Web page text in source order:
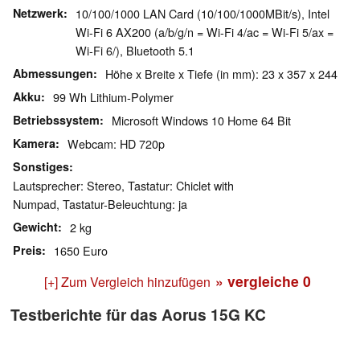
Netzwerk
10/100/1000 LAN Card (10/100/1000MBit/s), Intel
Wi-Fi 6 AX200 (a/b/g/n = Wi-Fi 4/ac = Wi-Fi 5/ax =
Wi-Fi 6/), Bluetooth 5.1
Abmessungen Höhe x Breite x Tiefe (in mm): 23 x 357 x 244
Akku 99 Wh Lithium-Polymer
Betriebssystem Microsoft Windows 10 Home 64 Bit
Kamera Webcam: HD 720p
Sonstiges
Lautsprecher: Stereo, Tastatur: Chiclet with
Numpad, Tastatur-Beleuchtung: ja
Gewicht 2 kg
Preis 1650 Euro
[+] Zum Vergleich hinzufügen » vergleiche 0
Testberichte für das Aorus 15G KC